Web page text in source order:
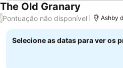
The Old Granary
/Pontuação não disponível Ashby
Selecione as datas para ver os